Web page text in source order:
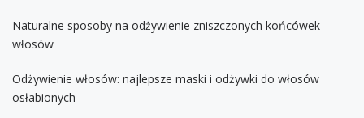
Naturalne sposoby na odżywienie zniszczonych końcówek
włosów
Odżywienie włosów: najlepsze maski i odżywki do włosów
osłabionych